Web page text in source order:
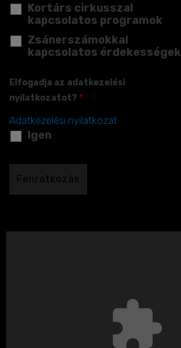
Kortárs cirkusszal
kapcsolatos programok
Zsánerszámokkal
kapcsolatos érdekességek
Elfogadja az adatkezelési
nyilatkozatot? *
Igen
Adatkezelési nyilatkozat